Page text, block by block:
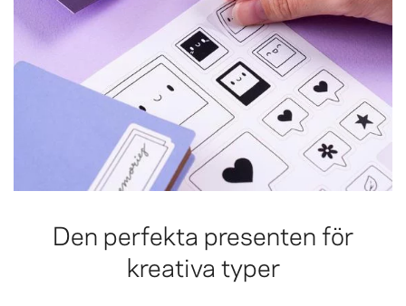
Den perfekta presenten för
kreativa typer